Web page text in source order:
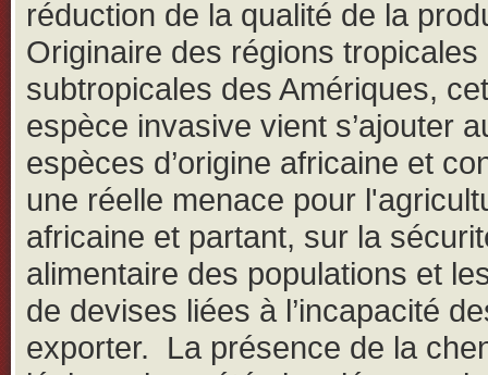
réduction de la qualité de la
Originaire des régions tropicales
subtropicales des Amériques,
espèce invasive vient s’ajouter
espèces d’origine africaine et
une réelle menace pour
africaine et partant, sur la
alimentaire des populations et
de devises liées à l’incapacité
exporter. La présence de la